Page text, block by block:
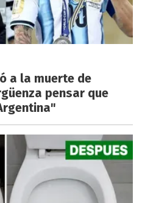
a la muerte de
pensar que